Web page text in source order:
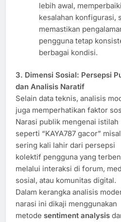
lebih awal, memperbaiki
kesalahan konfigurasi,
memastikan
pengguna tetap
berbagai kondisi.
3. Dimensi Sosial: Persepsi
dan Analisis Naratif
Selain data teknis, analisis
juga memperhatikan faktor
Narasi publik mengenai istilah
seperti “KAYA787 gacor”
sering kali lahir dari persepsi
kolektif pengguna yang
melalui interaksi di forum,
sosial, atau komunitas digital.
Dalam kerangka analisis
narasi ini dikaji menggunakan
metode sentiment analysis